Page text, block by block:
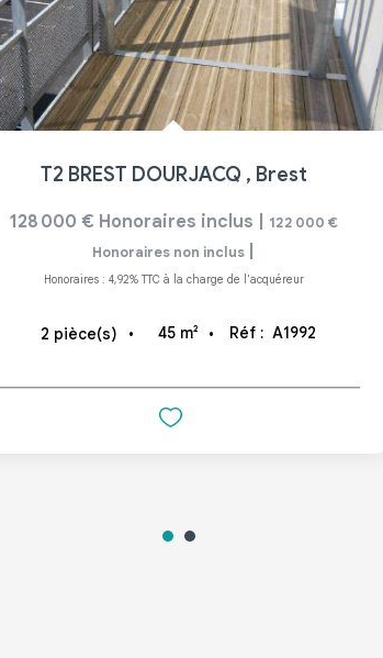
T2 BREST DOURJACQ , Brest
128 000 € Honoraires inclus
122 000 €
Honoraires non inclus
Honoraires : 4,92% TTC à la charge de l'acquéreur
2 pièce(s) 45 m² Réf : A1992